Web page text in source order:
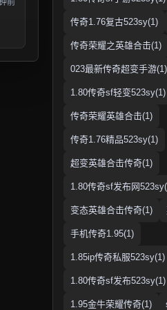
传奇1.76复古523sy(1)
传奇荣耀之英雄合击(1)
023最新传奇超变手游(1)
1.80传奇sf轻变523sy(1)
传奇荣耀英雄合击(1)
传奇1.76精品523sy(1)
超变英雄合击传奇(1)
1.80传奇sf发布网
变态英雄合击传奇(1)
手机传奇1.95(1)
1.85ip传奇私服523sy(1)
1.80传奇sf发布523sy(1)
1.95金牛荣耀传奇(1)